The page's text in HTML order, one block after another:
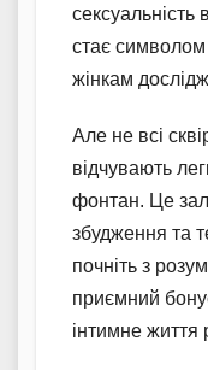
сексуальність
стає
жінкам
Але не всі
відчувають
фонтан. Це
збудження та
почніть з
приємний
інтимне життя